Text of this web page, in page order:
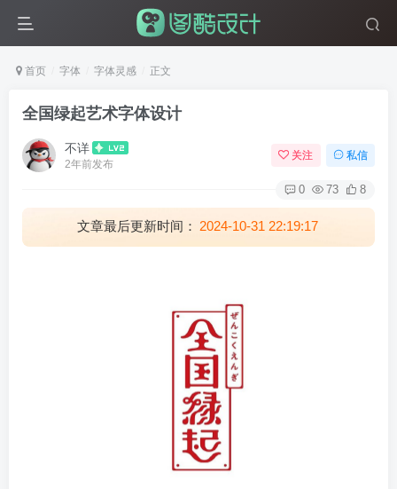
首页 字体 字体灵感 正文
全国绿起艺术字体设计
不详
2年前发布
关注 私信
0 73 8
文章最后更新时间： 2024-10-31 22:19:17